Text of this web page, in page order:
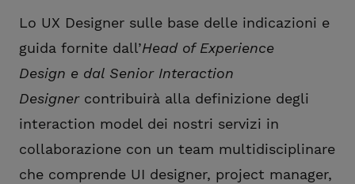
Lo UX Designer sulle base delle indicazioni e
guida fornite dall’Head of Experience
Design e dal Senior Interaction
Designercontribuirà alla definizione degli
interaction model dei nostri servizi in
collaborazione con un team multidisciplinare
che comprende UI designer, project manager,